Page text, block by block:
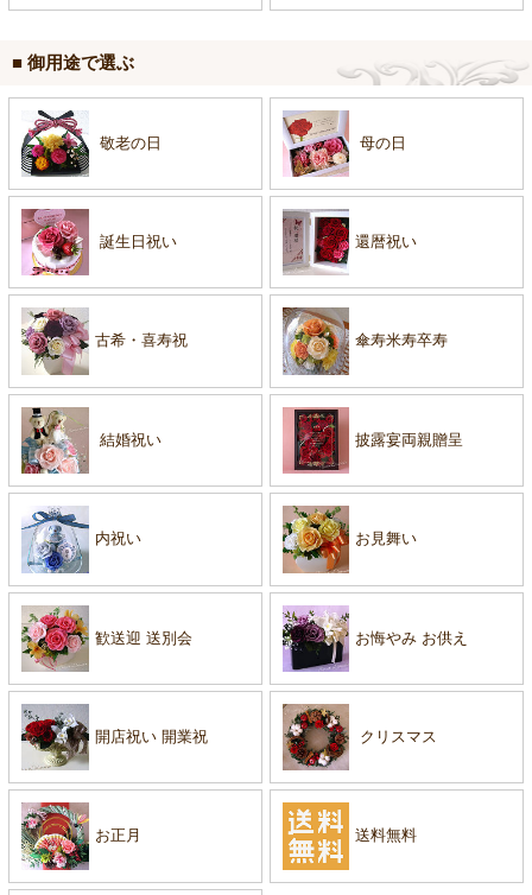
■ 御用途で選ぶ
敬老の日 母の日
誕生日祝い 還暦祝い
古希・喜寿祝 傘寿米寿卒寿
結婚祝い 披露宴両親贈呈
内祝い お見舞い
歓送迎 送別会 お悔やみ お供え
開店祝い 開業祝 クリスマス
お正月 送料無料